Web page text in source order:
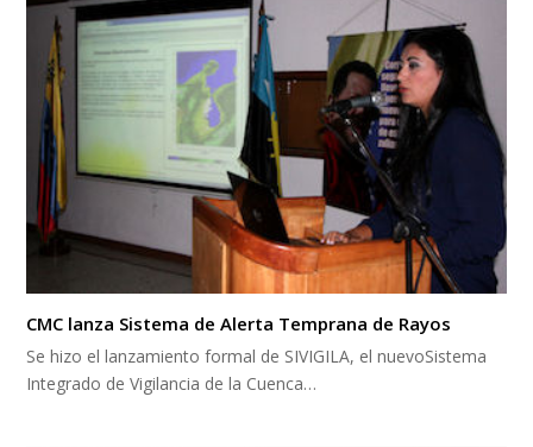
CMC lanza Sistema de Alerta Temprana de Rayos
Se hizo el lanzamiento formal de SIVIGILA, el nuevoSistema
Integrado de Vigilancia de la Cuenca…